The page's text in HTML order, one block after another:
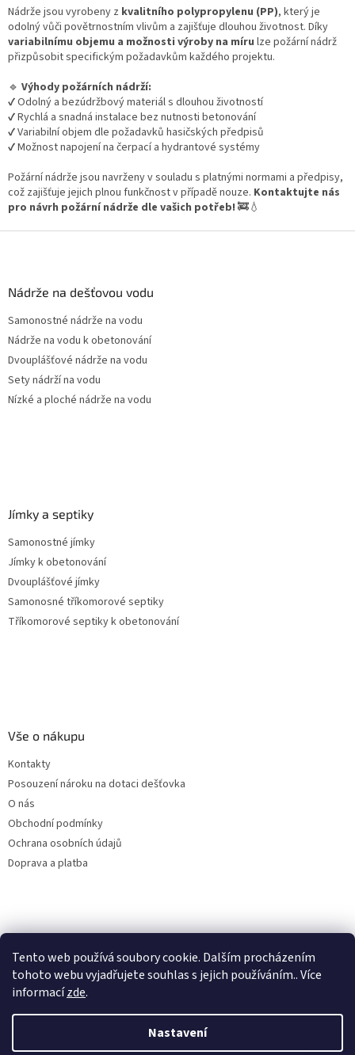
Tento web používá soubory cookie. Dalším procházením
tohoto webu vyjadřujete souhlas s jejich používáním.. Více
informacízde.
Nastavení
ý
p
i
s
Nádrže jsou vyrobeny z kvalitního polypropylenu (PP), který je
odolný vůči povětrnostním vlivům a zajišťuje dlouhou životnost. Díky
variabilnímu objemu a možnosti výroby na míru lze požární nádrž
přizpůsobit specifickým požadavkům každého projektu.
🔹 Výhody požárních nádrží:
✔️ Odolný a bezúdržbový materiál s dlouhou životností
✔️ Rychlá a snadná instalace bez nutnosti betonování
✔️ Variabilní objem dle požadavků hasičských předpisů
✔️ Možnost napojení na čerpací a hydrantové systémy
Požární nádrže jsou navrženy v souladu s platnými normami a předpisy,
což zajišťuje jejich plnou funkčnost v případě nouze. Kontaktujte nás
pro návrh požární nádrže dle vašich potřeb! 🚒💧
Nádrže na dešťovou vodu
Samonostné nádrže na vodu
Nádrže na vodu k obetonování
Dvouplášťové nádrže na vodu
Sety nádrží na vodu
Nízké a ploché nádrže na vodu
Jímky a septiky
Samonostné jímky
Jímky k obetonování
Dvouplášťové jímky
Samonosné tříkomorové septiky
Tříkomorové septiky k obetonování
Vše o nákupu
Kontakty
Posouzení nároku na dotaci dešťovka
O nás
Obchodní podmínky
Ochrana osobních údajů
Doprava a platba
Filtry dešťové vody
Vytvořil Shoptet
Online
Začít konverzaci